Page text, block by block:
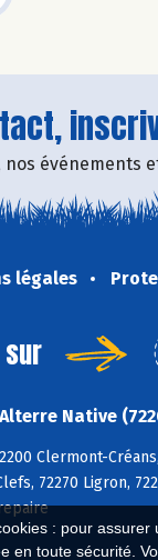
: pour
en toute sécurité.
événements
légales
sur
Native
Clermont-
72270 Ligron,